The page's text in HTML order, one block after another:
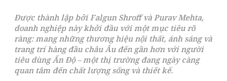
Được thành lập bởi Falgun Shroff và Purav Mehta,
doanh nghiệp này khởi đầu với một mục tiêu rõ
ràng: mang những thương hiệu nội thất, ánh sáng và
trang trí hàng đầu châu Âu đến gần hơn với người
tiêu dùng Ấn Độ – một thị trường đang ngày càng
quan tâm đến chất lượng sống và thiết kế.